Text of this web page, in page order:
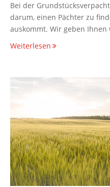
Bei der
darum, einen Pächter zu
auskommt. Wir geben Ihnen
Weiterlesen